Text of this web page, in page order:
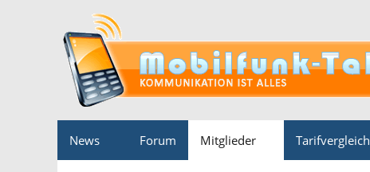
News Forum Mitglieder Tarifvergleich